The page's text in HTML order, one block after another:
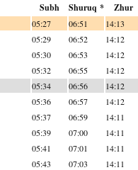
Subh Shuruq * Zhur
05:27 06:51 14:13
05:29 06:52 14:12
05:30 06:53 14:12
05:32 06:55 14:12
05:34 06:56 14:12
05:36 06:57 14:12
05:37 06:59 14:11
05:39 07:00 14:11
05:41 07:01 14:11
05:43 07:03 14:11